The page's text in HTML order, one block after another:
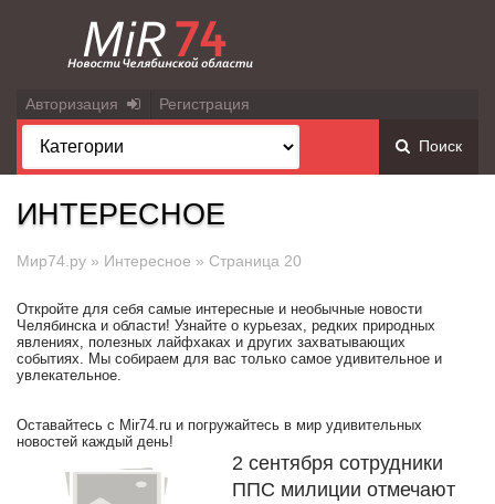
Авторизация Регистрация
Поиск
ИНТЕРЕСНОЕ
Мир74.ру » Интересное » Страница 20
Откройте для себя самые интересные и необычные новости
Челябинска и области! Узнайте о курьезах, редких природных
явлениях, полезных лайфхаках и других захватывающих
событиях. Мы собираем для вас только самое удивительное и
увлекательное.
Оставайтесь с Mir74.ru и погружайтесь в мир удивительных
новостей каждый день!
2 сентября сотрудники
ППС милиции отмечают